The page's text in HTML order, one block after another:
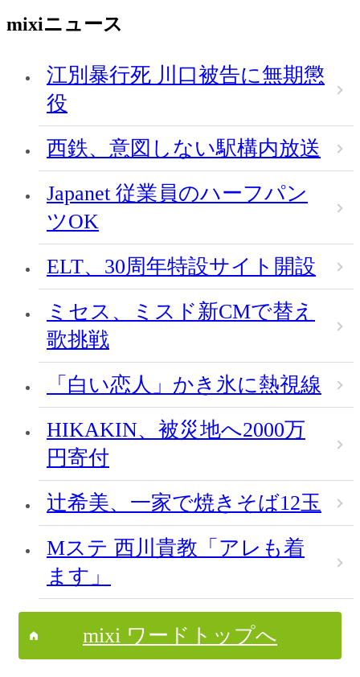
mixiニュース
江別暴行死 川口被告に無期懲
役
西鉄、意図しない駅構内放送
Japanet 従業員のハーフパン
ツOK
ELT、30周年特設サイト開設
ミセス、ミスド新CMで替え
歌挑戦
「白い恋人」かき氷に熱視線
HIKAKIN、被災地へ2000万
円寄付
辻希美、一家で焼きそば12玉
Mステ 西川貴教「アレも着
ます」
mixi ワードトップへ